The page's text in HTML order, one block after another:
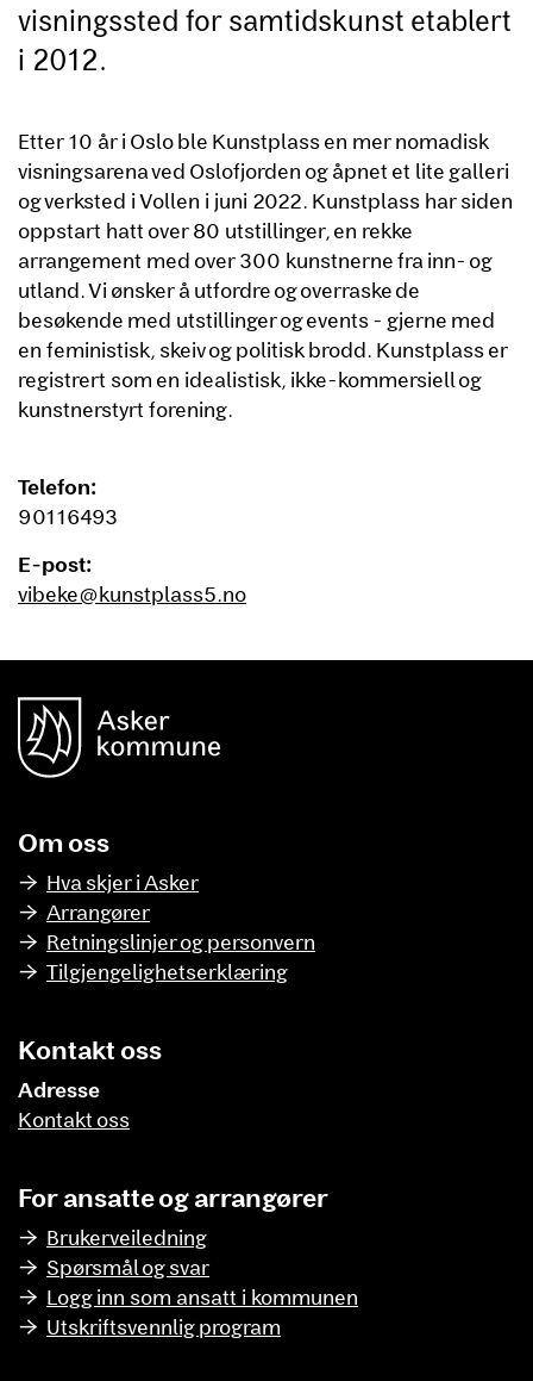
visningssted for samtidskunst etablert
i 2012.
Etter 10 år i Oslo ble Kunstplass en mer nomadisk
visningsarena ved Oslofjorden og åpnet et lite galleri
og verksted i Vollen i juni 2022. Kunstplass har siden
oppstart hatt over 80 utstillinger, en rekke
arrangement med over 300 kunstnerne fra inn- og
utland. Vi ønsker å utfordre og overraske de
besøkende med utstillinger og events - gjerne med
en feministisk, skeiv og politisk brodd. Kunstplass er
registrert som en idealistisk, ikke-kommersiell og
kunstnerstyrt forening.
Telefon:
90116493
E-post:
vibeke@kunstplass5.no
Om oss
Hva skjer i Asker
Arrangører
Retningslinjer og personvern
Tilgjengelighetserklæring
Kontakt oss
Adresse
Kontakt oss
For ansatte og arrangører
Brukerveiledning
Spørsmål og svar
Logg inn som ansatt i kommunen
Utskriftsvennlig program